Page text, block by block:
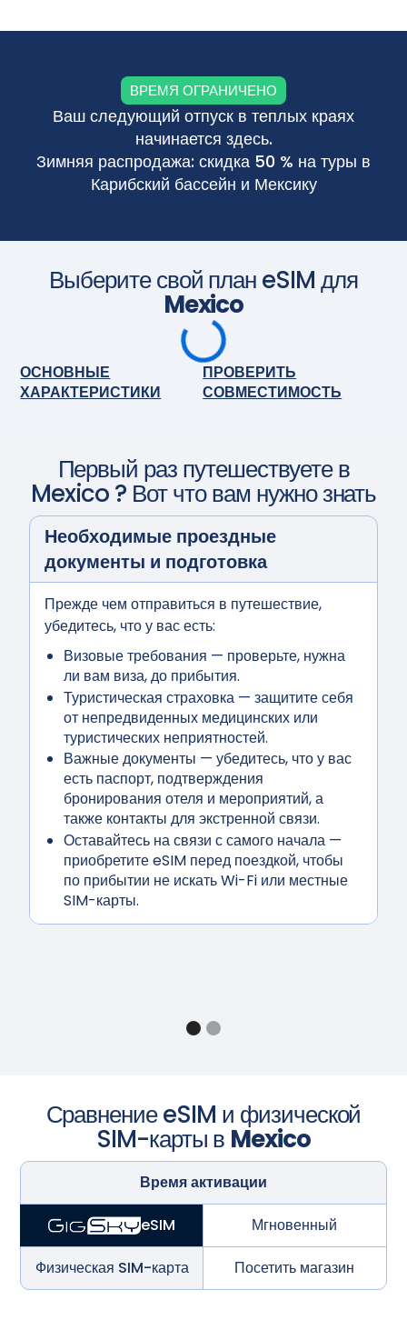
активируется автоматически. Наслаждайтесь
ВРЕМЯ ОГРАНИЧЕНО
Ваш следующий отпуск в теплых краях
начинается здесь.
Зимняя распродажа: скидка 50 % на туры в
Карибский бассейн и Мексику
Выберите свой план eSIM для
Mexico
ОСНОВНЫЕ
ХАРАКТЕРИСТИКИ
ПРОВЕРИТЬ
СОВМЕСТИМОСТЬ
Первый раз путешествуете в
Mexico? Вот что вам нужно знать
Необходимые проездные
документы и подготовка
Прежде чем отправиться в путешествие,
убедитесь, что у вас есть:
Визовые требования — проверьте, нужна
ли вам виза, до прибытия.
Туристическая страховка — защитите себя
от непредвиденных медицинских или
туристических неприятностей.
Важные документы — убедитесь, что у вас
есть паспорт, подтверждения
бронирования отеля и мероприятий, а
также контакты для экстренной связи.
Оставайтесь на связи с самого начала —
приобретите eSIM перед поездкой, чтобы
по прибытии не искать Wi-Fi или местные
SIM-карты.
Сравнение eSIM и физической
SIM-карты в Mexico
Время активации
eSIM Мгновенный
Физическая SIM-карта Посетить магазин